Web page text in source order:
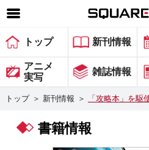
SQUARE ENIX 公式サイ
ゲーム
マガジン＆ブックス
グッズ
トップ 新刊情報
アニメ
実写
雑誌情報
トップ ＞ 新刊情報 ＞ 「攻略本」を駆
書籍情報